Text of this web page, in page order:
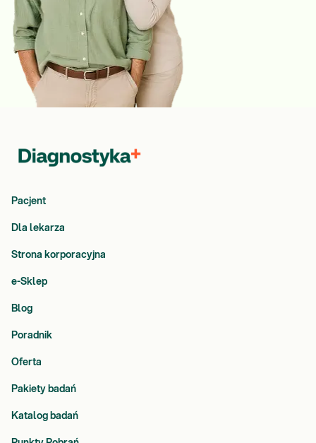
Pacjent
Dla lekarza
Strona korporacyjna
e-Sklep
Blog
Poradnik
Oferta
Pakiety badań
Katalog badań